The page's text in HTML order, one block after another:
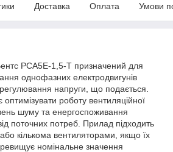
Доставка Оплата Умови
РСА5Е-1,5-Т призначений для
однофазних електродвигунів
напруги, що подається.
роботу вентиляційної
шуму та енергоспоживання
поточних потреб. Прилад підходить
кількома вентиляторами, якщо їх
номінальне значення